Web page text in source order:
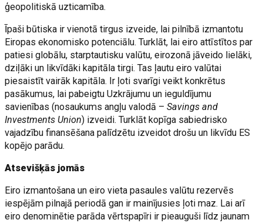
ģeopolitiskā uzticamība.
Īpaši būtiska ir vienotā tirgus izveide, lai pilnībā izmantotu
Eiropas ekonomisko potenciālu. Turklāt, lai eiro attīstītos par
patiesi globālu, starptautisku valūtu, eirozonā jāveido lielāki,
dziļāki un likvīdāki kapitāla tirgi. Tas ļautu eiro valūtai
piesaistīt vairāk kapitāla. Ir ļoti svarīgi veikt konkrētus
pasākumus, lai pabeigtu Uzkrājumu un ieguldījumu
savienības (nosaukums angļu valodā –Savings and
Investments Union) izveidi. Turklāt kopīga sabiedrisko
vajadzību finansēšana palīdzētu izveidot drošu un likvīdu ES
kopējo parādu.
Atsevišķās jomās
Eiro izmantošana un eiro vieta pasaules valūtu rezervēs
iespējām pilnajā periodā gan ir mainījusies ļoti maz. Lai arī
eiro denominētie parāda vērtspapīri ir pieauguši līdz jaunam